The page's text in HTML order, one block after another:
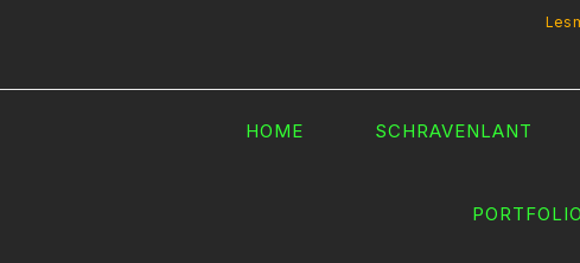
inhoud
HOME SCHRAVENLANT